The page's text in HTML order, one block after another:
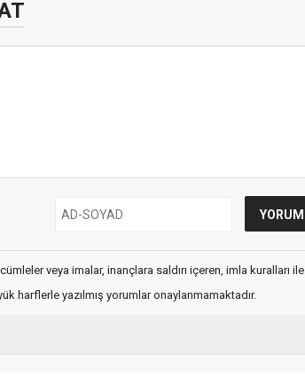
veya imalar, inançlara saldırı içeren, imla kuralları ile
harflerle yazılmış yorumlar onaylanmamaktadır.